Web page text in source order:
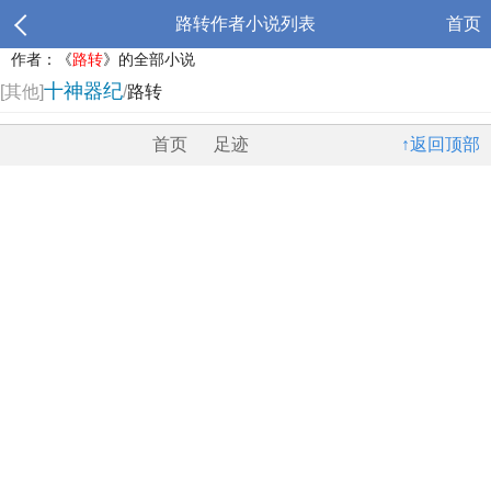
路转作者小说列表 首页
作者：《路转》的全部小说
[其他]十神器纪/路转
↑返回顶部
首页 足迹